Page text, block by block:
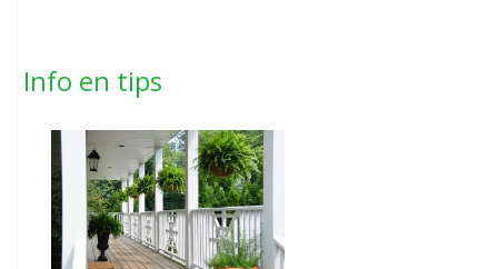
Info en tips